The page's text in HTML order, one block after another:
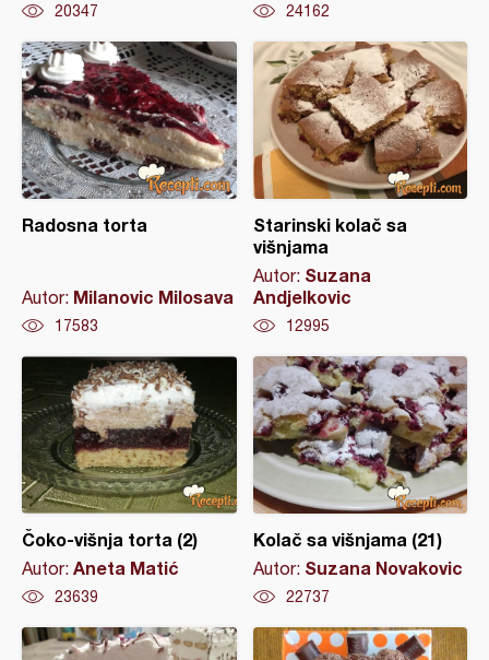
20347 24162
Radosna torta
Autor: Milanovic Milosava
17583
Starinski kolač sa
višnjama
Autor: Suzana
Andjelkovic
12995
Čoko-višnja torta (2)
Autor: Aneta Matić
23639
Kolač sa višnjama (21)
Autor: Suzana Novakovic
22737